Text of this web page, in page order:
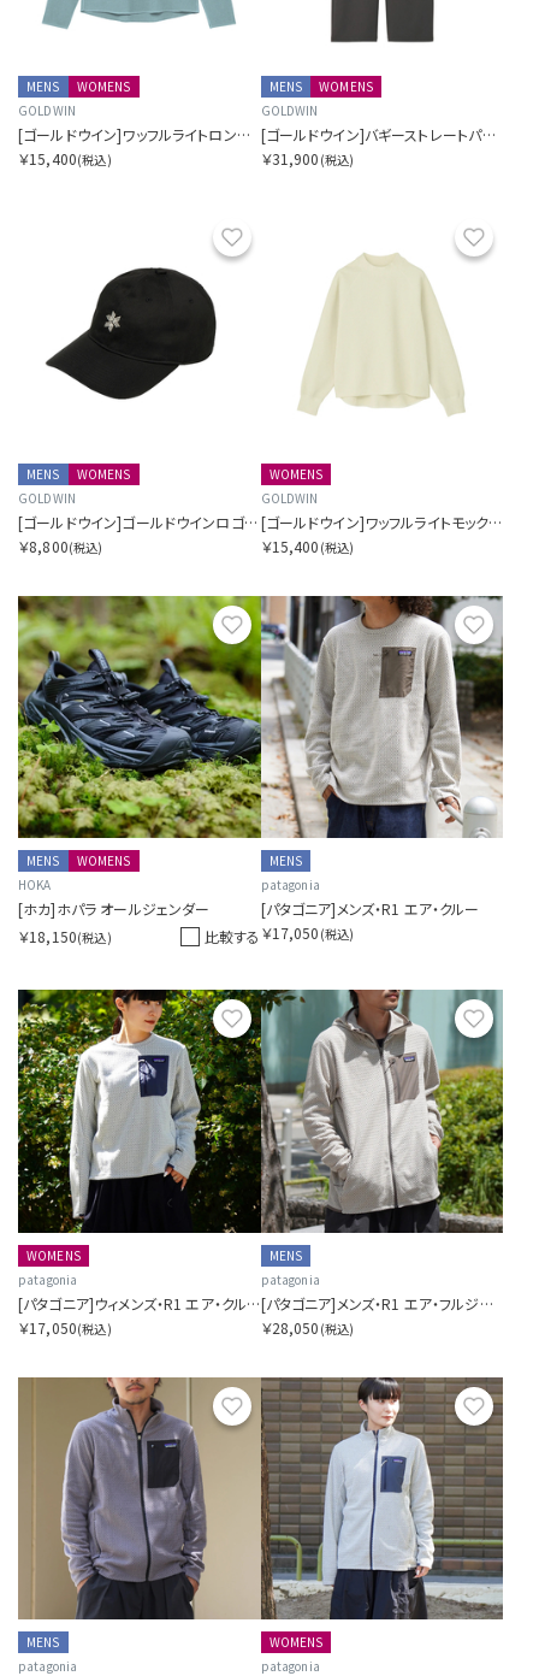
MENS
WOMENS
GOLDWIN
[ゴールドウイン]ワッフルライトロングスリーブティーシャツ
￥15,400(税込)
MENS
WOMENS
GOLDWIN
[ゴールドウイン]バギーストレートパンツ
￥31,900 (税込)
お気に入り
MENS
WOMENS
GOLDWIN
[ゴールドウイン]ゴールドウインロゴコットンキャップ
￥8,800(税込)
WOMENS
GOLDWIN
[ゴールドウイン]ワッフルライトモックネックロングスリーブティーシャツ
￥15,400 (税込)
お気に入り
MENS
WOMENS
HOKA
[ホカ]ホパラ オールジェンダー
￥18,150(税込) 比較する
MENS
patagonia
[パタゴニア]メンズ・R1 エア・クルー
￥17,050 (税込)
お気に入り
WOMENS
patagonia
[パタゴニア]ウィメンズ・R1 エア・クルー
￥17,050(税込)
お気
MENS
patagonia
[パタゴニア]メンズ・R1 エア・フルジップ・フーディ
￥28,050 (税込)
お気に入り
MENS
patagonia
お気
WOMENS
patagonia